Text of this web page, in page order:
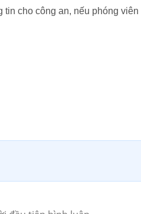
cho công an, nếu phóng